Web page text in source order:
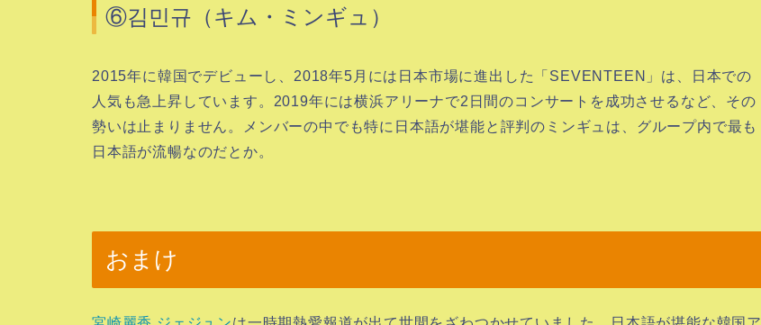
⑥김민규（キム・ミンギュ）
2015年に韓国でデビューし、2018年5月には日本市場に進出した「SEVENTEEN」は、日本での
人気も急上昇しています。2019年には横浜アリーナで2日間のコンサートを成功させるなど、その
勢いは止まりません。メンバーの中でも特に日本語が堪能と評判のミンギュは、グループ内で最も
日本語が流暢なのだとか。
おまけ